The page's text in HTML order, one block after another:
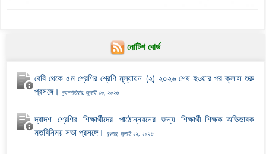
নোটিশ বোর্ড
বেবি থেকে ৫ম শ্রেণির শ্রেণি মূল্যায়ন (২) ২০২৬ শেষ হওয়ার পর ক্লাস শুরু
প্রসঙ্গে।
বৃহস্পতিবার, জুলাই ৩০, ২০২৬
দ্বাদশ শ্রেণির শিক্ষার্থীদের পাঠোন্নয়নের জন্য শিক্ষার্থী-শিক্ষক-অভিভাবক
মতবিনিময় সভা প্রসঙ্গে।
বুধবার, জুলাই ২৯, ২০২৬